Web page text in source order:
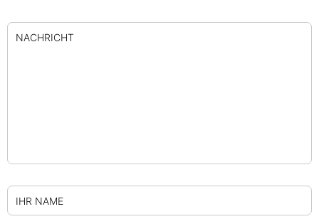
NACHRICHT
IHR NAME